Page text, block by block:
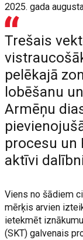
2025. gada
Trešais
pelēkajā
lobēšanu
Armēņu
procesu un
aktīvi
Viens no šādiem
mērķis arvien
ietekmēt
(SKT) galvenais